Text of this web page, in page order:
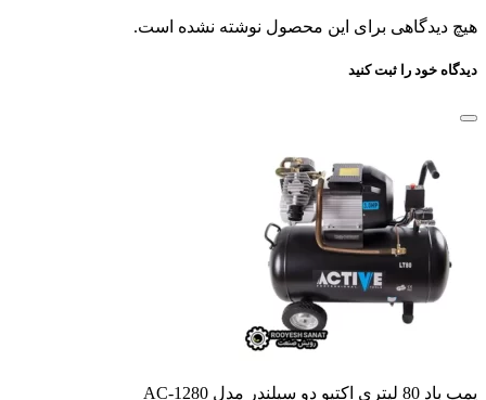
هیچ دیدگاهی برای این محصول نوشته نشده است.
دیدگاه خود را ثبت کنید
پمپ باد 80 لیتری اکتیو دو سیلندر مدل AC-1280